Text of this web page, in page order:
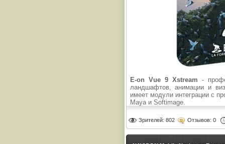
E-on Vue 9 Xstream -
ландшафтов, анимации и
имеет модули интеграции с
Maya и Softimage.
Зрителей: 802 Отзывов: 0